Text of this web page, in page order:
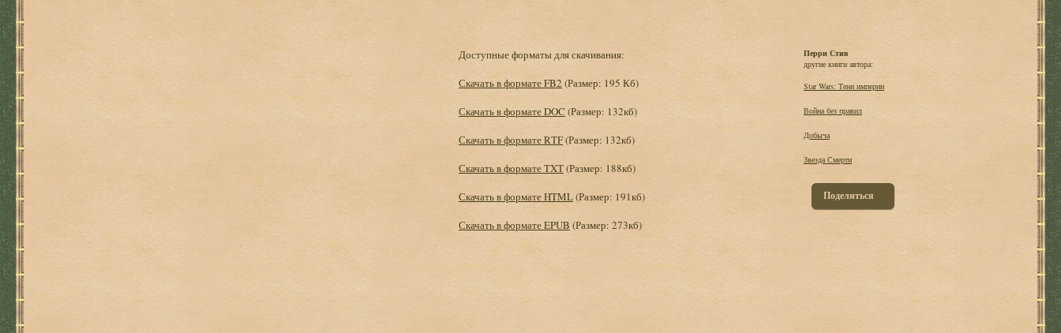
Доступные форматы для скачивания:
Скачать в формате FB2 (Размер: 195 Кб)
Скачать в формате DOC (Размер: 132кб)
Скачать в формате RTF(Размер: 132кб)
Скачать в формате TXT(Размер: 188кб)
Скачать в формате HTML(Размер: 191кб)
Скачать в формате EPUB (Размер: 273кб)
Перри Стив
другие книги автора:
Star Wars: Тени империи
Война без правил
Добыча
Звезда Смерти
Поделиться